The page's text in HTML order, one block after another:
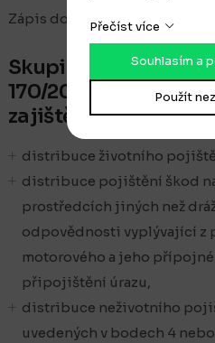
Zápis do registru lze ověřit na
Skupiny odbornosti
170/2018 Sb., o
zajištění
distribuce životního
distribuce pojištění škod
prostředcích jiných než
odpovědnosti vyplývající z
motorového a jeho
připojištění úrazu,
distribuce neživotního
uvedených v bodech 4 nebo
Přečíst více
Souhlasím a
Použít